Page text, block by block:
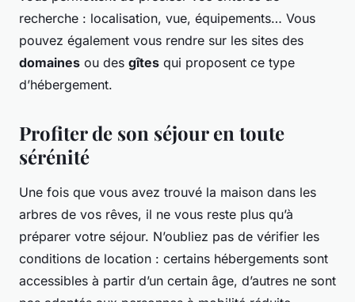
recherche : localisation, vue, équipements… Vous
pouvez également vous rendre sur les sites des
domaines ou des gîtes qui proposent ce type
d’hébergement.
Profiter de son séjour en toute
sérénité
Une fois que vous avez trouvé la maison dans les
arbres de vos rêves, il ne vous reste plus qu’à
préparer votre séjour. N’oubliez pas de vérifier les
conditions de location : certains hébergements sont
accessibles à partir d’un certain âge, d’autres ne sont